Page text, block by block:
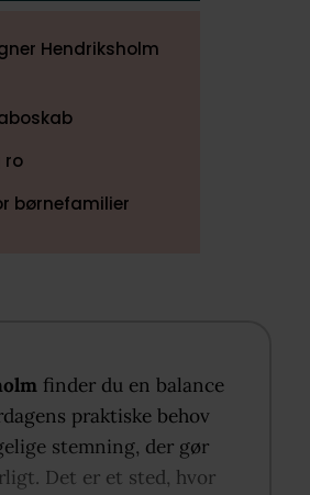
Hendriksholm
ro
børnefamilier
finder du en balance
praktiske behov
stemning, der gør
Det er et sted, hvor